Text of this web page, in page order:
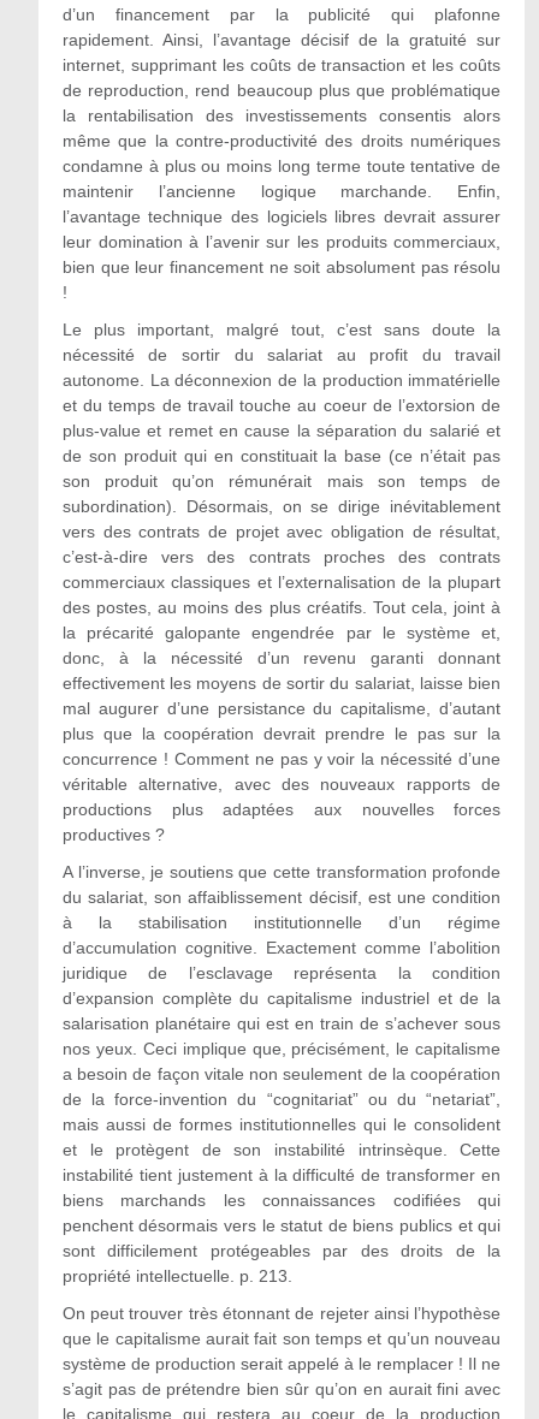
d’un financement par la publicité qui plafonne
rapidement. Ainsi, l’avantage décisif de la gratuité sur
internet, supprimant les coûts de transaction et les coûts
de reproduction, rend beaucoup plus que problématique
la rentabilisation des investissements consentis alors
même que la contre-productivité des droits numériques
condamne à plus ou moins long terme toute tentative de
maintenir l’ancienne logique marchande. Enfin,
l’avantage technique des logiciels libres devrait assurer
leur domination à l’avenir sur les produits commerciaux,
bien que leur financement ne soit absolument pas résolu
!
Le plus important, malgré tout, c’est sans doute la
nécessité de sortir du salariat au profit du travail
autonome. La déconnexion de la production immatérielle
et du temps de travail touche au coeur de l’extorsion de
plus-value et remet en cause la séparation du salarié et
de son produit qui en constituait la base (ce n’était pas
son produit qu’on rémunérait mais son temps de
subordination). Désormais, on se dirige inévitablement
vers des contrats de projet avec obligation de résultat,
c’est-à-dire vers des contrats proches des contrats
commerciaux classiques et l’externalisation de la plupart
des postes, au moins des plus créatifs. Tout cela, joint à
la précarité galopante engendrée par le système et,
donc, à la nécessité d’un revenu garanti donnant
effectivement les moyens de sortir du salariat, laisse bien
mal augurer d’une persistance du capitalisme, d’autant
plus que la coopération devrait prendre le pas sur la
concurrence ! Comment ne pas y voir la nécessité d’une
véritable alternative, avec des nouveaux rapports de
productions plus adaptées aux nouvelles forces
productives ?
A l’inverse, je soutiens que cette transformation profonde
du salariat, son affaiblissement décisif, est une condition
à la stabilisation institutionnelle d’un régime
d’accumulation cognitive. Exactement comme l’abolition
juridique de l’esclavage représenta la condition
d’expansion complète du capitalisme industriel et de la
salarisation planétaire qui est en train de s’achever sous
nos yeux. Ceci implique que, précisément, le capitalisme
a besoin de façon vitale non seulement de la coopération
de la force-invention du “cognitariat” ou du “netariat”,
mais aussi de formes institutionnelles qui le consolident
et le protègent de son instabilité intrinsèque. Cette
instabilité tient justement à la difficulté de transformer en
biens marchands les connaissances codifiées qui
penchent désormais vers le statut de biens publics et qui
sont difficilement protégeables par des droits de la
propriété intellectuelle. p. 213.
On peut trouver très étonnant de rejeter ainsi l’hypothèse
que le capitalisme aurait fait son temps et qu’un nouveau
système de production serait appelé à le remplacer ! Il ne
s’agit pas de prétendre bien sûr qu’on en aurait fini avec
le capitalisme qui restera au coeur de la production